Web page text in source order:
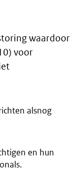
waardoor
voor
alsnog
en hun